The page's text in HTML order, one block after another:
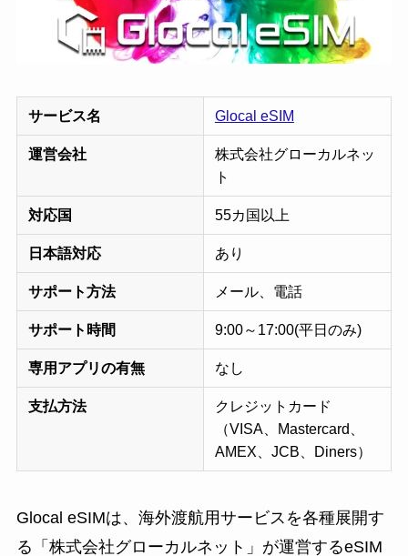
サービス名 Glocal eSIM
運営会社
株式会社グローカルネッ
ト
対応国 55カ国以上
日本語対応 あり
サポート方法 メール、電話
サポート時間 9:00～17:00(平日のみ)
専用アプリの有無 なし
支払方法
クレジットカード
（VISA、Mastercard、
AMEX、JCB、Diners）
Glocal eSIMは、海外渡航用サービスを各種展開す
る「株式会社グローカルネット」が運営するeSIM